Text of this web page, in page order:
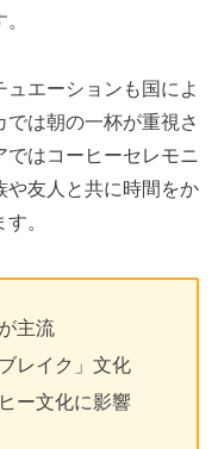
エーションも国によ
は朝の一杯が重視さ
はコーヒーセレモニ
や友人と共に時間をか
。
主流
レイク」文化
ー文化に影響